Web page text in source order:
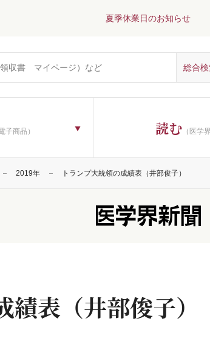
夏季休業日のお知らせ
子商品） 読む （医学
2019年 トランプ大統領の成績表（井部俊子）
表（井部俊子）